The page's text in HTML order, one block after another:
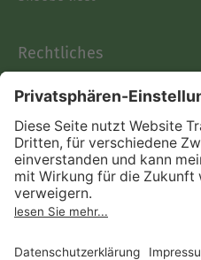
Rechtliches
AGB
Informationen nach Data
Act
Verträge hier kündigen
Impressum